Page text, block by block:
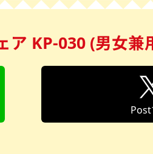
ア KP-030 (男女兼
Post